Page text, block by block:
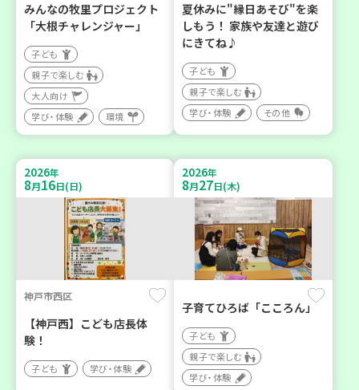
みんなの牧里プロジェクト
「大根チャレンジャー」
子ども
親子で楽しむ
大人向け
学び・体験
環境
夏休みに"縁日あそび"を楽
しもう！ 家族や友達と遊び
にきてね♪
子ども
親子で楽しむ
学び・体験
その他
2026年
8月16日(日)
神戸市西区
【神戸西】こども店長体
験！
子ども 学び・体験
2026年
8月27日(木)
子育てひろば「こころん」
子ども
親子で楽しむ
学び・体験